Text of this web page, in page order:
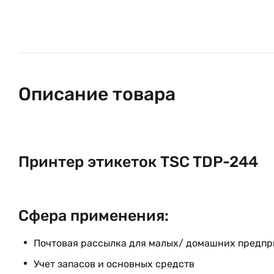
Описание товара
Принтер этикеток TSC TDP-244
Сфера применения:
Почтовая рассылка для малых/ домашних
Учет запасов и основных средств